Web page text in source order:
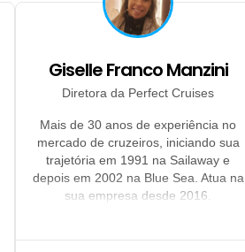
Giselle Franco Manzini
Diretora da Perfect Cruises
Mais de 30 anos de experiência no
mercado de cruzeiros, iniciando sua
trajetória em 1991 na Sailaway e
depois em 2002 na Blue Sea. Atua na
sua empresa desde 2016.